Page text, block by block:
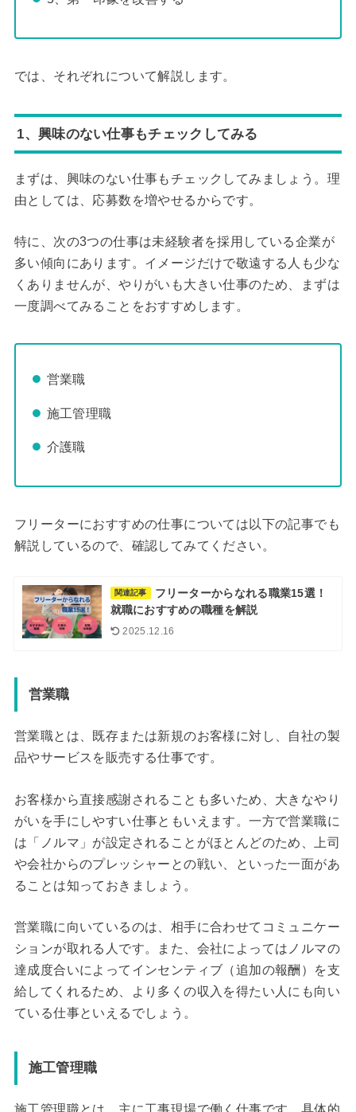
では、それぞれについて解説します。
1、興味のない仕事もチェックしてみる
まずは、興味のない仕事もチェックしてみましょう。理
由としては、応募数を増やせるからです。
特に、次の3つの仕事は未経験者を採用している企業が
多い傾向にあります。イメージだけで敬遠する人も少な
くありませんが、やりがいも大きい仕事のため、まずは
一度調べてみることをおすすめします。
営業職
施工管理職
介護職
フリーターにおすすめの仕事については以下の記事でも
解説しているので、確認してみてください。
関連記事
フリーターからなれる職業15選！
就職におすすめの職種を解説
2025.12.16
営業職
営業職とは、既存または新規のお客様に対し、自社の製
品やサービスを販売する仕事です。
お客様から直接感謝されることも多いため、大きなやり
がいを手にしやすい仕事ともいえます。一方で営業職に
は「ノルマ」が設定されることがほとんどのため、上司
や会社からのプレッシャーとの戦い、といった一面があ
ることは知っておきましょう。
営業職に向いているのは、相手に合わせてコミュニケー
ションが取れる人です。また、会社によってはノルマの
達成度合いによってインセンティブ（追加の報酬）を支
給してくれるため、より多くの収入を得たい人にも向い
ている仕事といえるでしょう。
施工管理職